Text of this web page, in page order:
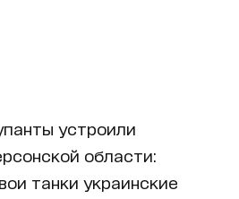
устроили
области:
танки украинские